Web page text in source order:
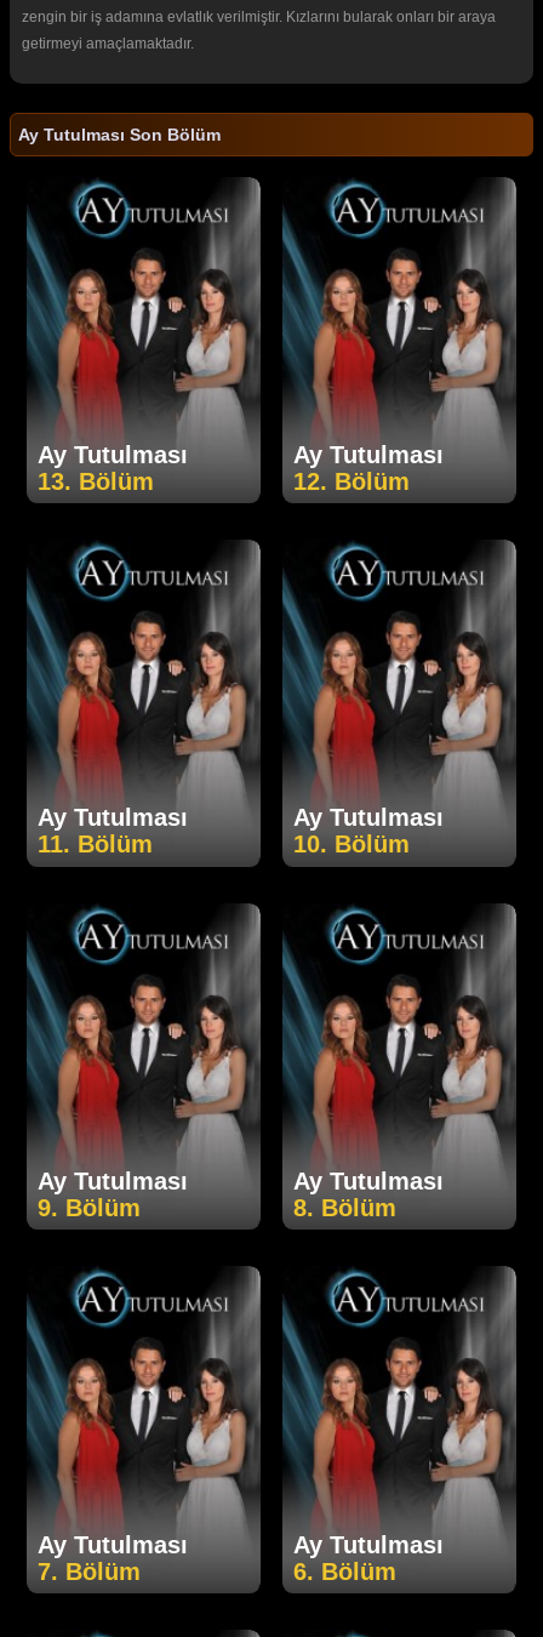
zengin bir iş adamına evlatlık verilmiştir. Kızlarını bularak onları bir araya
getirmeyi amaçlamaktadır.
Ay Tutulması Son Bölüm
Ay Tutulması
13. Bölüm
Ay Tutulması
12. Bölüm
Ay Tutulması
11. Bölüm
Ay Tutulması
10. Bölüm
Ay Tutulması
9. Bölüm
Ay Tutulması
8. Bölüm
Ay Tutulması
7. Bölüm
Ay Tutulması
6. Bölüm